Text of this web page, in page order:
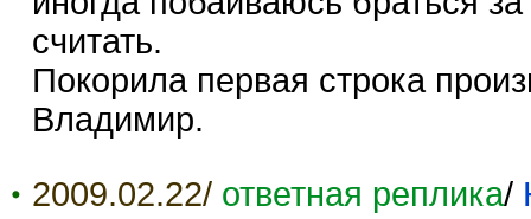
считать.
Покорила первая строка
Владимир.
2009.02.22/ ответная реплика/